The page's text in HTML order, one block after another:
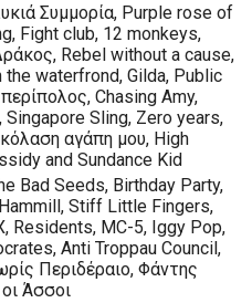
Συμμορία, Purple rose of
Fight club, 12 monkeys,
Rebel without a cause,
the waterfrond, Gilda, Public
Chasing Amy,
Singapore Sling, Zero years,
αγάπη μου, High
and Sundance Kid
Bad Seeds, Birthday Party,
Stiff Little Fingers,
Residents, MC-5, Iggy Pop,
Anti Troppau Council,
Περιδέραιο, Φάντης
Άσσοι